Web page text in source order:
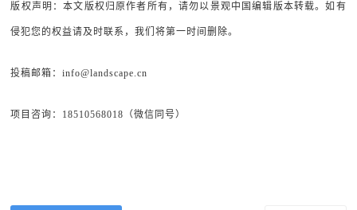
版权声明：本文版权归原作者所有，请勿以景观中国编辑版本转载。如有
侵犯您的权益请及时联系，我们将第一时间删除。
投稿邮箱：info@landscape.cn
项目咨询：18510568018（微信同号）